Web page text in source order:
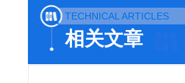
TECHNICAL ARTICLES
相关文章